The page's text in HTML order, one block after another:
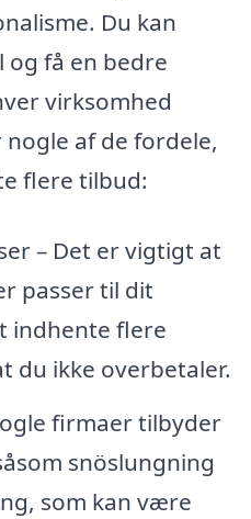
Du kan
og få en bedre
virksomhed
af de fordele,
flere tilbud:
– Det er vigtigt at
passer til dit
indhente flere
du ikke overbetaler.
firmaer tilbyder
snöslungning
som kan være